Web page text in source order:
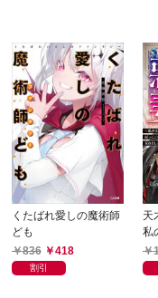
くたばれ愛しの魔術師
ども
836
418
割引
天
私
戻
し